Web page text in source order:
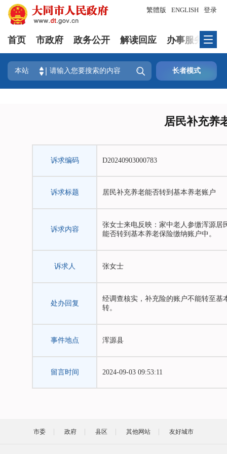
登录
繁體版 ENGLISH
首页 市政府 政务公开 解读回应 办事服务
本站  长者模式
居民补充养
诉求编码 D20240903000783
诉求标题 居民补充养老能否转到基本养老账户
诉求内容
张女士来电反映：家中老人参缴浑源居
能否转到基本养老保险缴纳账户中。
诉求人 张女士
处办回复
经调查核实，补充险的账户不能转至基
转。
事件地点 浑源县
留言时间 2024-09-03 09:53:11
市委 政府 县区 其他网站 友好城市